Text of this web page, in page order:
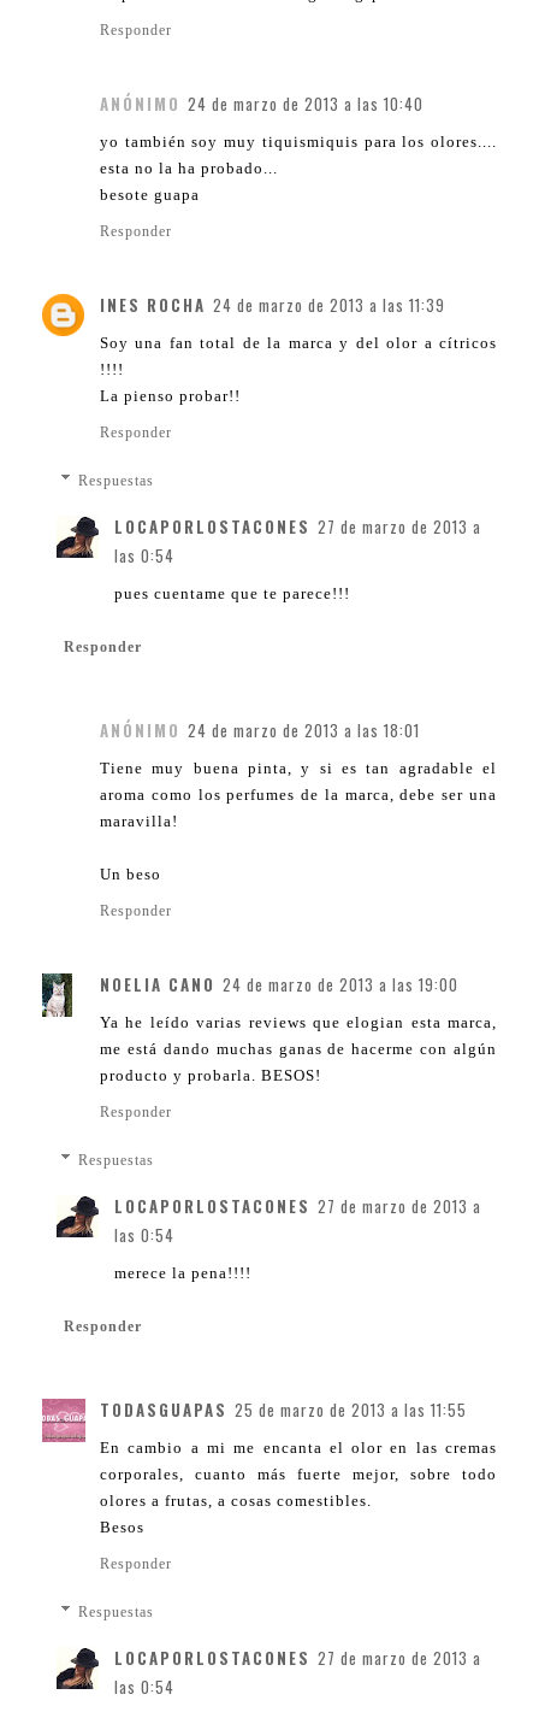
Responder
ANÓNIMO 24 de marzo de 2013 a las 10:40
yo también soy muy tiquismiquis para los olores....
esta no la ha probado...
besote guapa
Responder
INES ROCHA 24 de marzo de 2013 a las 11:39
Soy una fan total de la marca y del olor a cítricos
!!!!
La pienso probar!!
Responder
Respuestas
LOCAPORLOSTACONES 27 de marzo de 2013 a
las 0:54
pues cuentame que te parece!!!
Responder
ANÓNIMO 24 de marzo de 2013 a las 18:01
Tiene muy buena pinta, y si es tan agradable el
aroma como los perfumes de la marca, debe ser una
maravilla!
Un beso
Responder
NOELIA CANO 24 de marzo de 2013 a las 19:00
Ya he leído varias reviews que elogian esta marca,
me está dando muchas ganas de hacerme con algún
producto y probarla. BESOS!
Responder
Respuestas
LOCAPORLOSTACONES 27 de marzo de 2013 a
las 0:54
merece la pena!!!!
Responder
TODASGUAPAS 25 de marzo de 2013 a las 11:55
En cambio a mi me encanta el olor en las cremas
corporales, cuanto más fuerte mejor, sobre todo
olores a frutas, a cosas comestibles.
Besos
Responder
Respuestas
LOCAPORLOSTACONES 27 de marzo de 2013 a
las 0:54